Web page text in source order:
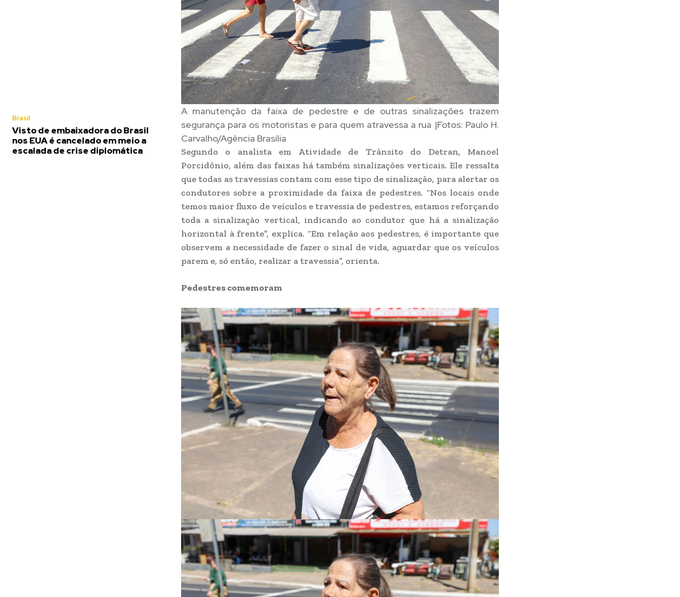
Brasil
Visto de embaixadora do Brasil
nos EUA é cancelado em meio a
escalada de crise diplomática
A manutenção da faixa de pedestre e de outras sinalizações trazem
segurança para os motoristas e para quem atravessa a rua |Fotos: Paulo H.
Carvalho/Agência Brasília
Segundo o analista em Atividade de Trânsito do Detran, Manoel
Porcidônio, além das faixas há também sinalizações verticais. Ele ressalta
que todas as travessias contam com esse tipo de sinalização, para alertar os
condutores sobre a proximidade da faixa de pedestres. “Nos locais onde
temos maior fluxo de veículos e travessia de pedestres, estamos reforçando
toda a sinalização vertical, indicando ao condutor que há a sinalização
horizontal à frente”, explica. “Em relação aos pedestres, é importante que
observem a necessidade de fazer o sinal de vida, aguardar que os veículos
parem e, só então, realizar a travessia”, orienta.
Pedestres comemoram